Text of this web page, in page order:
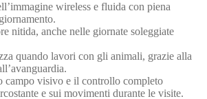
wireless e fluida con piena
nitida, anche nelle giornate soleggiate
quando lavori con gli animali, grazie alla
campo visivo e il controllo completo
e sui movimenti durante le visite.